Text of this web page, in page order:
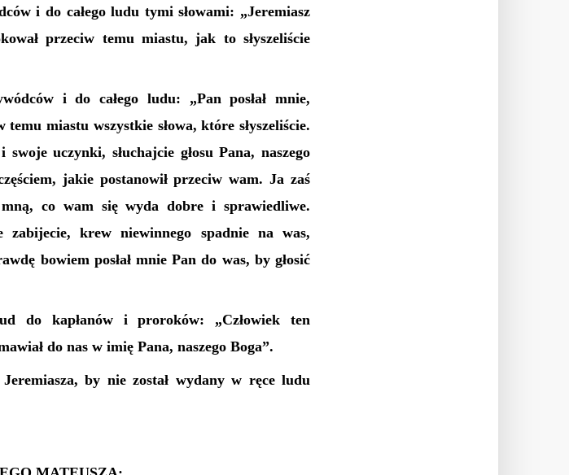
i do całego ludu tymi słowami: „Jeremiasz
przeciw temu miastu, jak to słyszeliście
i do całego ludu: „Pan posłał mnie,
miastu wszystkie słowa, które słyszeliście.
uczynki, słuchajcie głosu Pana, naszego
jakie postanowił przeciw wam. Ja zaś
co wam się wyda dobre i sprawiedliwe.
krew niewinnego spadnie na was,
bowiem posłał mnie Pan do was, by głosić
do kapłanów i proroków: „Człowiek ten
do nas w imię Pana, naszego Boga”.
by nie został wydany w ręce ludu